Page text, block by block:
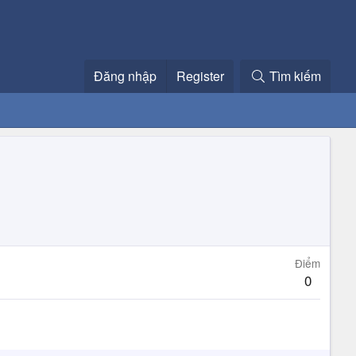
Đăng nhập Register Tìm kiếm
Điểm
0